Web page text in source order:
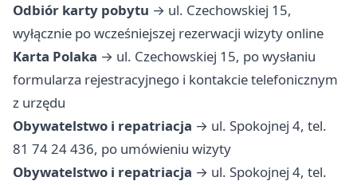
Odbiór karty pobytu → ul. Czechowskiej 15,
wyłącznie po wcześniejszej rezerwacji wizyty online
Karta Polaka → ul. Czechowskiej 15, po wysłaniu
formularza rejestracyjnego i kontakcie telefonicznym
z urzędu
Obywatelstwo i repatriacja → ul. Spokojnej 4, tel.
81 74 24 436, po umówieniu wizyty
Obywatelstwo i repatriacja → ul. Spokojnej 4, tel.